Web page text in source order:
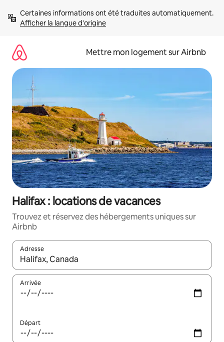
directement
Afficher la langue d'origine
Mettre mon logement sur Airbnb
Halifax : locations de vacances
Trouvez et réservez des hébergements uniques sur
Airbnb
Adresse
Lorsque les résultats s'affichent, utilisez les flèches vers le
Arrivée
Départ